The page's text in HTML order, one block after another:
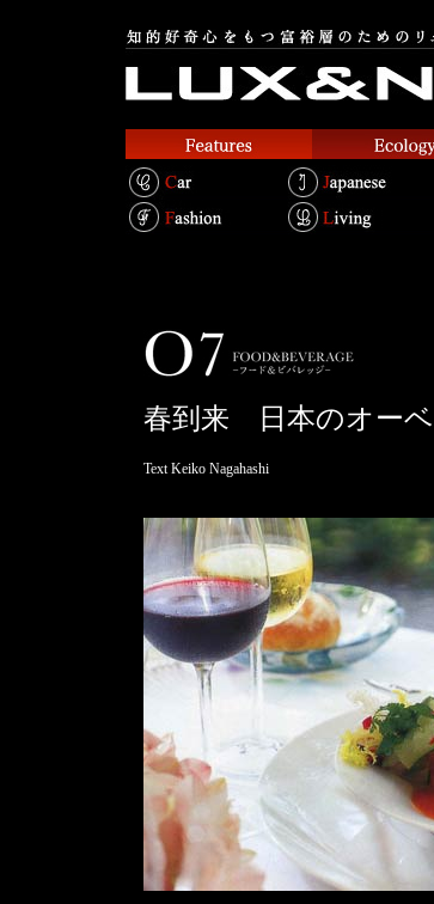
春到来 日本のオー
Text Keiko Nagahashi